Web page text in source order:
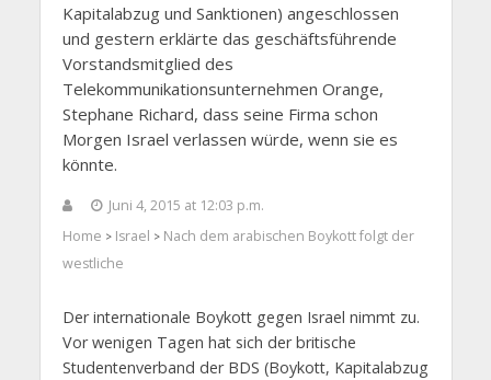
Kapitalabzug und Sanktionen) angeschlossen
und gestern erklärte das geschäftsführende
Vorstandsmitglied des
Telekommunikationsunternehmen Orange,
Stephane Richard, dass seine Firma schon
Morgen Israel verlassen würde, wenn sie es
könnte.
Juni 4, 2015 at 12:03 p.m.
Home > Israel > Nach dem arabischen Boykott folgt der
westliche
Der internationale Boykott gegen Israel nimmt zu.
Vor wenigen Tagen hat sich der britische
Studentenverband der BDS (Boykott, Kapitalabzug